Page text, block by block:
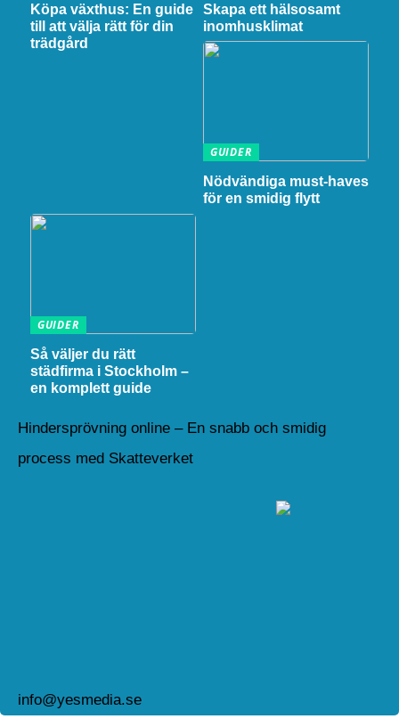
Köpa växthus: En guide
till att välja rätt för din
trädgård
Skapa ett hälsosamt
inomhusklimat
GUIDER
Nödvändiga must-haves
för en smidig flytt
GUIDER
Så väljer du rätt
städfirma i Stockholm –
en komplett guide
Hindersprövning online – En snabb och smidig
process med Skatteverket
info@yesmedia.se